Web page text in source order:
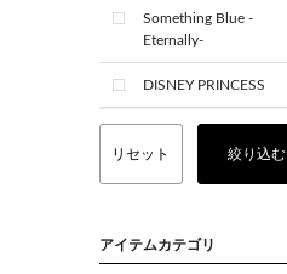
Something Blue -
Eternally-
DISNEY PRINCESS
CREST+
リセット
絞り込む
アイテムカテゴリ